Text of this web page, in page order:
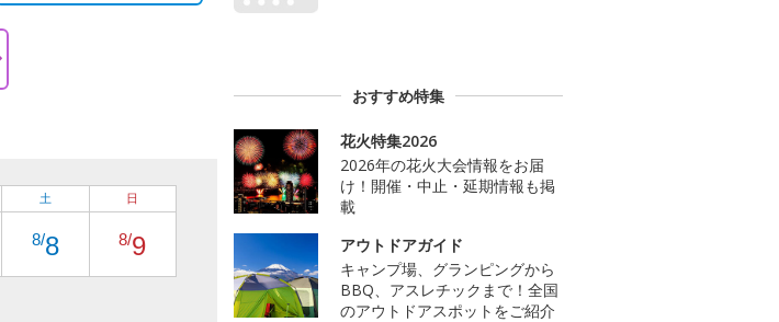
土
8/8
日
8/9
おすすめ特集
花火特集2026
2026年の花火大会情報をお届
け！開催・中止・延期情報も掲
載
アウトドアガイド
キャンプ場、グランピングから
BBQ、アスレチックまで！全国
のアウトドアスポットをご紹介